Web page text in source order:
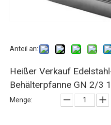
Anteil an:
Heißer Verkauf
Behälterpfanne GN 2/3
Menge: